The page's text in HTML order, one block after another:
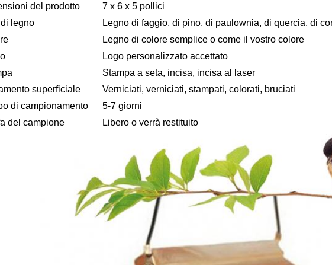
del prodotto
7 x 6 x 5 pollici
legno
Legno di faggio, di pino, di paulownia, di quercia, di
Legno di colore semplice o come il vostro colore
Logo personalizzato accettato
Stampa a seta, incisa, incisa al laser
superficiale
Verniciati, verniciati, stampati, colorati, bruciati
di campionamento
5-7 giorni
del campione
Libero o verrà restituito